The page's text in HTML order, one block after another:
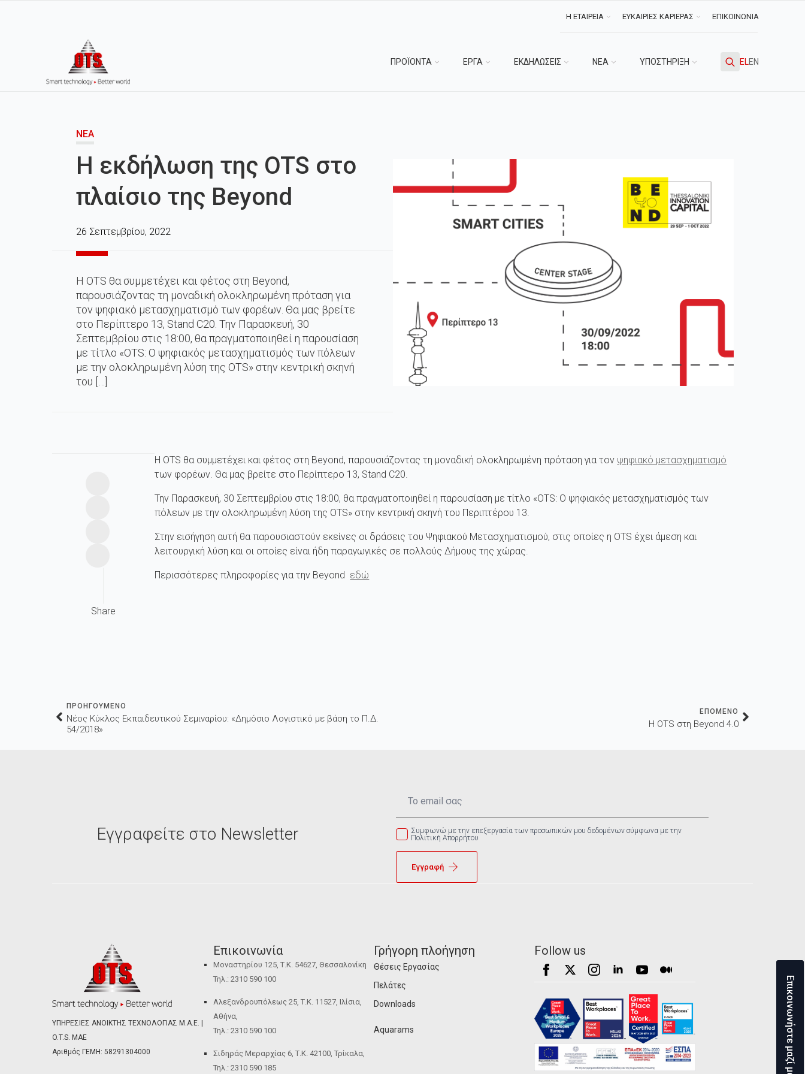
Η ΕΤΑΙΡΕΙΑ ΕΥΚΑΙΡΙΕΣ ΚΑΡΙΕΡΑΣ ΕΠΙΚΟΙΝΩΝΙΑ
ΠΡΟΪΟΝΤΑ ΕΡΓΑ ΕΚΔΗΛΩΣΕΙΣ ΝΕΑ ΥΠΟΣΤΗΡΙΞΗ ELEN
ΝΈΑ
Η εκδήλωση της OTS στο
πλαίσιο της Beyond
26 Σεπτεμβρίου, 2022
Η OTS θα συμμετέχει και φέτος στη Beyond,
παρουσιάζοντας τη μοναδική ολοκληρωμένη πρόταση για
τον ψηφιακό μετασχηματισμό των φορέων. Θα μας βρείτε
στο Περίπτερο 13, Stand C20. Την Παρασκευή, 30
Σεπτεμβρίου στις 18:00, θα πραγματοποιηθεί η παρουσίαση
με τίτλο «ΟΤS: Ο ψηφιακός μετασχηματισμός των πόλεων
με την ολοκληρωμένη λύση της OTS» στην κεντρική σκηνή
του […]
Share
Η OTS θα συμμετέχει και φέτος στη Beyond, παρουσιάζοντας τη μοναδική ολοκληρωμένη πρόταση για τον ψηφιακό μετασχηματισμό
των φορέων. Θα μας βρείτε στο Περίπτερο 13, Stand C20.
Την Παρασκευή, 30 Σεπτεμβρίου στις 18:00, θα πραγματοποιηθεί η παρουσίαση με τίτλο «ΟΤS: Ο ψηφιακός μετασχηματισμός των
πόλεων με την ολοκληρωμένη λύση της OTS» στην κεντρική σκηνή του Περιπτέρου 13.
Στην εισήγηση αυτή θα παρουσιαστούν εκείνες οι δράσεις του Ψηφιακού Μετασχηματισμού, στις οποίες η OTS έχει άμεση και
λειτουργική λύση και οι οποίες είναι ήδη παραγωγικές σε πολλούς Δήμους της χώρας.
Περισσότερες πληροφορίες για την Beyond εδώ
ΠΡΟΗΓΟΥΜΕΝΟ
Νέος Κύκλος Εκπαιδευτικού Σεμιναρίου: «Δημόσιο Λογιστικό με βάση το Π.Δ.
54/2018»
ΕΠΟΜΕΝΟ
Η OTS στη Beyond 4.0
Εγγραφείτε στο Newsletter
Συμφωνώ με την επεξεργασία των προσωπικών μου δεδομένων σύμφωνα με την
Πολιτική Απορρήτου
Εγγραφή
ΥΠΗΡΕΣΙΕΣ ΑΝΟΙΚΤΗΣ ΤΕΧΝΟΛΟΓΙΑΣ Μ.Α.Ε. |
O.T.S. ΜΑΕ
Αριθμός ΓΕΜΗ: 58291304000
Επικοινωνία
Μοναστηρίου 125, Τ.Κ. 54627, Θεσσαλονίκη
Τηλ.: 2310 590 100
Αλεξανδρουπόλεως 25, Τ.Κ. 11527, Ιλίσια,
Αθήνα,
Τηλ.: 2310 590 100
Σιδηράς Μεραρχίας 6, Τ.Κ. 42100, Τρίκαλα,
Τηλ.: 2310 590 185
Γρήγορη πλοήγηση
Θέσεις Εργασίας
Πελάτες
Downloads
Aquarams
Follow us
Επικοινωνήστε μαζί μας